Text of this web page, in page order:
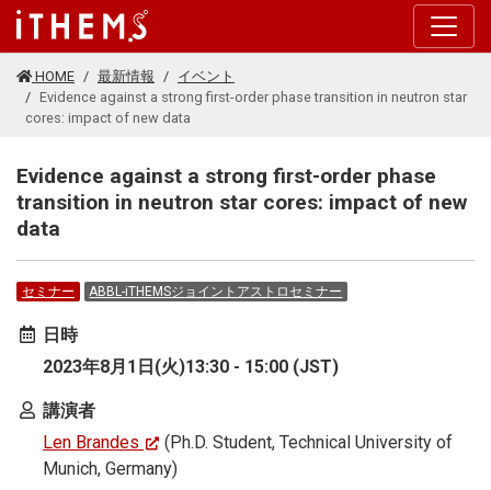
このページの本文に移動する
HOME 最新情報
イベント
Evidence against a strong first-order phase transition in neutron star
cores: impact of new data
Evidence against a strong first-order phase
transition in neutron star cores: impact of new
data
セミナー ABBL-iTHEMSジョイントアストロセミナー
日時
2023年8月1日(火)13:30 - 15:00 (JST)
講演者
Len Brandes
(Ph.D. Student, Technical University of
Munich, Germany)